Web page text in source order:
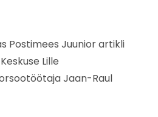
Postimees Juuniorartikli
e Lille
Jaan-Raul